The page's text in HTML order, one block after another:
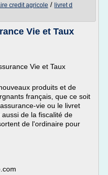
credit agricole / livret d
Vie et Taux
Vie et Taux
produits et de
français, que ce soit
vie ou le livret
de la fiscalité de
de l'ordinaire pour